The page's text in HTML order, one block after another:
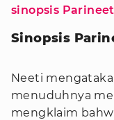
sinopsis
Sinopsis
Neeti
menuduhnya
mengklaim